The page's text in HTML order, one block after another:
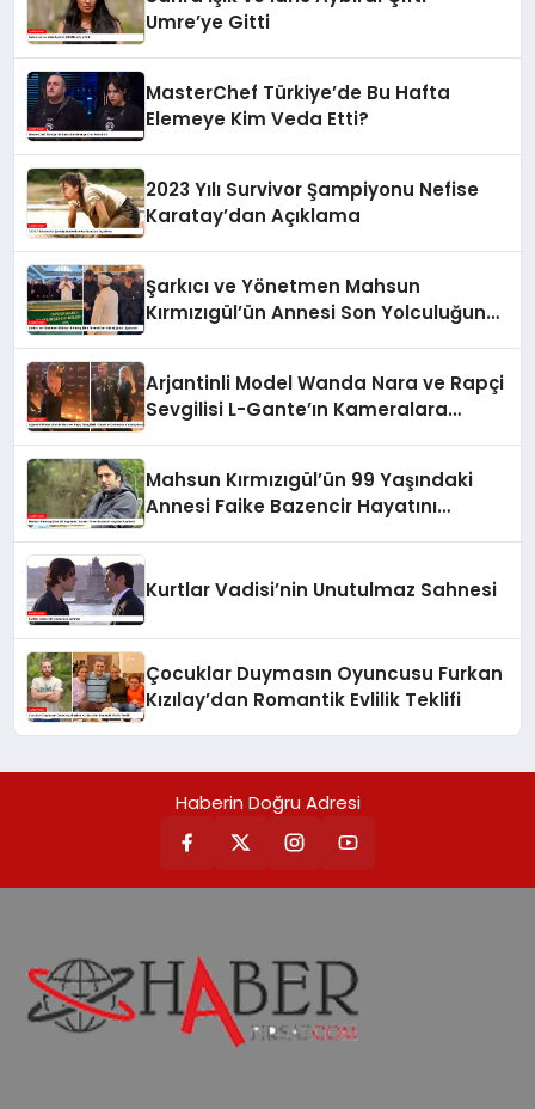
Umre’ye Gitti
MasterChef Türkiye’de Bu Hafta
Elemeye Kim Veda Etti?
2023 Yılı Survivor Şampiyonu Nefise
Karatay’dan Açıklama
Şarkıcı ve Yönetmen Mahsun
Kırmızıgül’ün Annesi Son Yolculuğuna
Arjantinli Model Wanda Nara ve Rapçi
Sevgilisi L-Gante’ın Kameralara
Mahsun Kırmızıgül’ün 99 Yaşındaki
Annesi Faike Bazencir Hayatını
Kurtlar Vadisi’nin Unutulmaz Sahnesi
Çocuklar Duymasın Oyuncusu Furkan
Kızılay’dan Romantik Evlilik Teklifi
Haberin Doğru Adresi